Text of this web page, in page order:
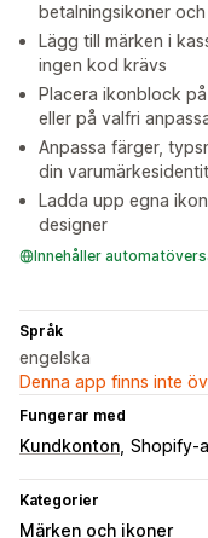
betalningsikoner
Lägg till märken i
ingen kod krävs
Placera ikonblock
eller på valfri
Anpassa färger,
din
Ladda upp egna
designer
Innehåller
Språk
engelska
Denna app finns inte
Fungerar med
Kundkonton Shopify-
Kategorier
Märken och ikoner